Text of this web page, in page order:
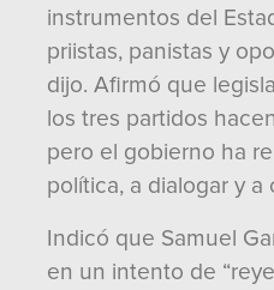
instrumentos del
priistas, panistas y
dijo. Afirmó que
los tres partidos
pero el gobierno ha
política, a dialogar y
Indicó que Samuel
en un intento de